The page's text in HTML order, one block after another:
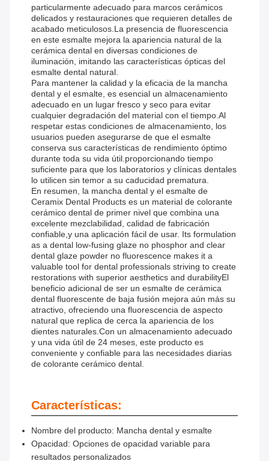
particularmente adecuado para marcos cerámicos
delicados y restauraciones que requieren detalles de
acabado meticulosos.La presencia de fluorescencia
en este esmalte mejora la apariencia natural de la
cerámica dental en diversas condiciones de
iluminación, imitando las características ópticas del
esmalte dental natural.
Para mantener la calidad y la eficacia de la mancha
dental y el esmalte, es esencial un almacenamiento
adecuado en un lugar fresco y seco para evitar
cualquier degradación del material con el tiempo.Al
respetar estas condiciones de almacenamiento, los
usuarios pueden asegurarse de que el esmalte
conserva sus características de rendimiento óptimo
durante toda su vida útil.proporcionando tiempo
suficiente para que los laboratorios y clínicas dentales
lo utilicen sin temor a su caducidad prematura.
En resumen, la mancha dental y el esmalte de
Ceramix Dental Products es un material de colorante
cerámico dental de primer nivel que combina una
excelente mezclabilidad, calidad de fabricación
confiable,y una aplicación fácil de usar. Its formulation
as a dental low-fusing glaze no phosphor and clear
dental glaze powder no fluorescence makes it a
valuable tool for dental professionals striving to create
restorations with superior aesthetics and durabilityEl
beneficio adicional de ser un esmalte de cerámica
dental fluorescente de baja fusión mejora aún más su
atractivo, ofreciendo una fluorescencia de aspecto
natural que replica de cerca la apariencia de los
dientes naturales.Con un almacenamiento adecuado
y una vida útil de 24 meses, este producto es
conveniente y confiable para las necesidades diarias
de colorante cerámico dental.
Características:
Nombre del producto: Mancha dental y esmalte
Opacidad: Opciones de opacidad variable para
resultados personalizados